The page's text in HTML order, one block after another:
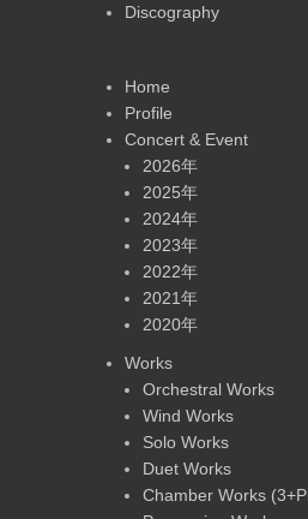
Discography
Home
Profile
Concert & Event
2026年
2025年
2024年
2023年
2022年
2021年
2020年
Works
Orchestral Works
Wind Works
Solo Works
Duet Works
Chamber Works